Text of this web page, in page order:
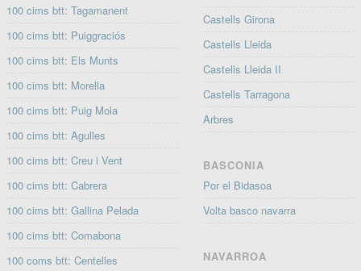
100 cims btt: Tagamanent
100 cims btt: Puiggraciós
100 cims btt: Els Munts
100 cims btt: Morella
100 cims btt: Puig Mola
100 cims btt: Agulles
100 cims btt: Creu i Vent
100 cims btt: Cabrera
100 cims btt: Gallina Pelada
100 cims btt: Comabona
100 coms btt: Centelles
Castells Girona
Castells Lleida
Castells Lleida II
Castells Tarragona
Arbres
BASCONIA
Por el Bidasoa
Volta basco navarra
NAVARROA